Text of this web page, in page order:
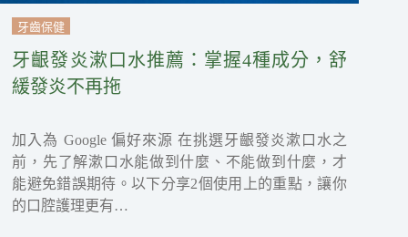
牙齒保健
牙齦發炎漱口水推薦：掌握4種成分，舒
緩發炎不再拖
加入為 Google 偏好來源 在挑選牙齦發炎漱口水之
前，先了解漱口水能做到什麼、不能做到什麼，才
能避免錯誤期待。以下分享2個使用上的重點，讓你
的口腔護理更有…